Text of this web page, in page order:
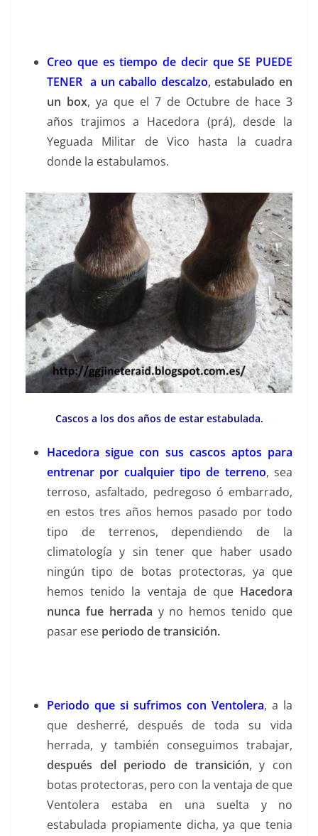
Creo que es tiempo de decir que SE PUEDE
TENER a un caballo descalzo, estabulado en
un box, ya que el 7 de Octubre de hace 3
años trajimos a Hacedora (prá), desde la
Yeguada Militar de Vico hasta la cuadra
donde la estabulamos.
Cascos a los dos años de estar estabulada.
Hacedora sigue con sus cascos aptos para
entrenar por cualquier tipo de terreno, sea
terroso, asfaltado, pedregoso ó embarrado,
en estos tres años hemos pasado por todo
tipo de terrenos, dependiendo de la
climatología y sin tener que haber usado
ningún tipo de botas protectoras, ya que
hemos tenido la ventaja de que Hacedora
nunca fue herrada y no hemos tenido que
pasar ese periodo de transición.
Periodo que si sufrimos con Ventolera, a la
que desherré, después de toda su vida
herrada, y también conseguimos trabajar,
después del periodo de transición, y con
botas protectoras, pero con la ventaja de que
Ventolera estaba en una suelta y no
estabulada propiamente dicha, ya que tenia